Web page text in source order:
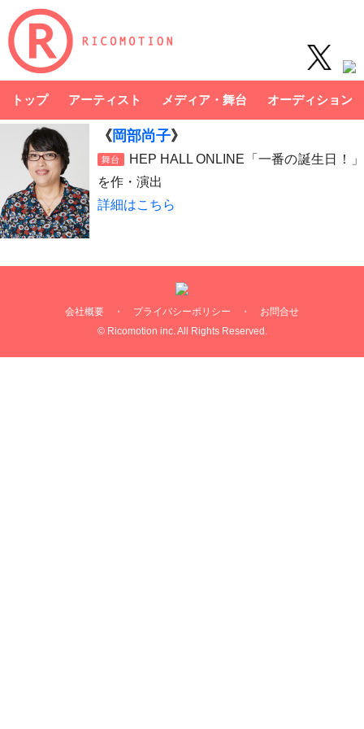
トップ アーティスト メディア・舞台 オーディション
《 岡部尚子》
舞台
HEP HALL ONLINE「一番の誕生日！」
を作・演出
詳細はこちら
会社概要 ・ プライバシーポリシー ・ お問合せ
© Ricomotion inc. All Rights Reserved.